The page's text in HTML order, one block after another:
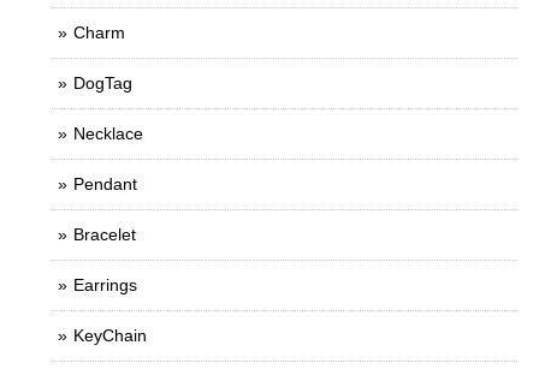
Charm
DogTag
Necklace
Pendant
Bracelet
Earrings
KeyChain